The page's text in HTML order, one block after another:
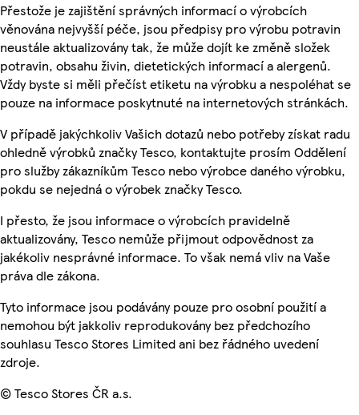
Přestože je zajištění správných informací o výrobcích
věnována nejvyšší péče, jsou předpisy pro výrobu potravin
neustále aktualizovány tak, že může dojít ke změně složek
potravin, obsahu živin, dietetických informací a alergenů.
Vždy byste si měli přečíst etiketu na výrobku a nespoléhat se
pouze na informace poskytnuté na internetových stránkách.
V případě jakýchkoliv Vašich dotazů nebo potřeby získat radu
ohledně výrobků značky Tesco, kontaktujte prosím Oddělení
pro služby zákazníkům Tesco nebo výrobce daného výrobku,
pokdu se nejedná o výrobek značky Tesco.
I přesto, že jsou informace o výrobcích pravidelně
aktualizovány, Tesco nemůže přijmout odpovědnost za
jakékoliv nesprávné informace. To však nemá vliv na Vaše
práva dle zákona.
Tyto informace jsou podávány pouze pro osobní použití a
nemohou být jakkoliv reprodukovány bez předchozího
souhlasu Tesco Stores Limited ani bez řádného uvedení
zdroje.
© Tesco Stores ČR a.s.